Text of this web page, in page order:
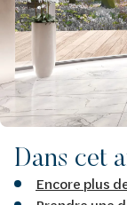
Dans cet
Encore plus